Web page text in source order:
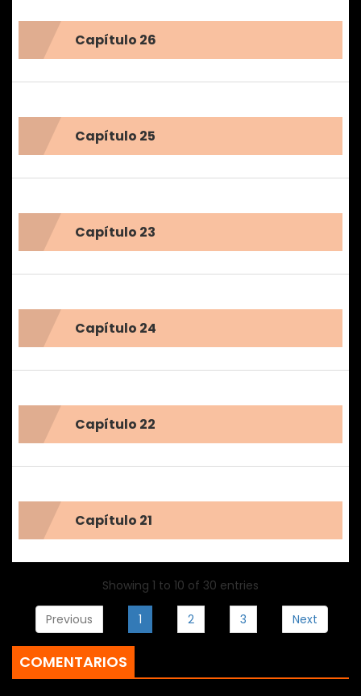
Capítulo 26
Capítulo 25
Capítulo 23
Capítulo 24
Capítulo 22
Capítulo 21
Showing 1 to 10 of 30 entries
Previous 1 2 3 Next
COMENTARIOS